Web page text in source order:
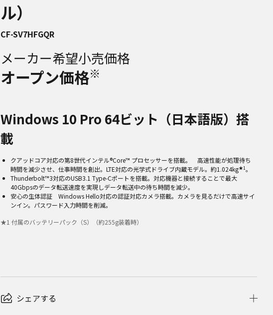
ル）
CF-SV7HFGQR
メーカー希望小売価格
オープン価格※
Windows 10 Pro 64ビット（日本語版）搭
載
クアッドコア対応の第8世代インテル®Core™ プロセッサーを搭載。 高速性能が処理待ち
時間を減少させ、仕事時間を創出。LTE対応の光学式ドライブ内蔵モデル。約1.024kg★1。
Thunderbolt™3対応のUSB3.1 Type-Cポートを搭載。対応機器と接続することで最大
40Gbpsのデータ転送速度を実現しデータ転送中の待ち時間を減少。
安心の生体認証 Windows Hello対応の認証対応カメラ搭載。カメラを見るだけで高速サイ
ンイン。パスワード入力時間を削減。
★1 付属のバッテリーパック（S）（約255g装着時）
シェアする